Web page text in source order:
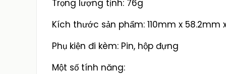
Trọng lượng tịnh: 76g
Kích thước sản phẩm: 110mm x 58.2mm
Phụ kiện đi kèm: Pin, hộp đựng
Một số tính năng: